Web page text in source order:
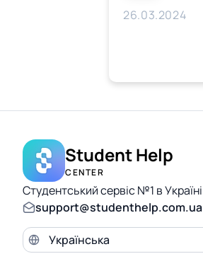
26.03.2024
Student Help
CENTER
Студентський сервіс №1 в Україні
support@studenthelp.com.ua
Мова сайту